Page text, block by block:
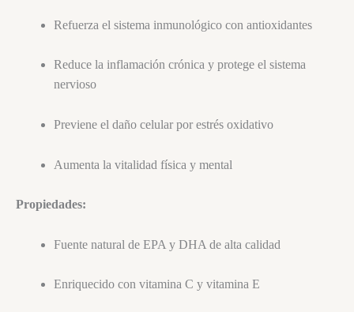
Refuerza el sistema inmunológico con antioxidantes
Reduce la inflamación crónica y protege el sistema
nervioso
Previene el daño celular por estrés oxidativo
Aumenta la vitalidad física y mental
Propiedades:
Fuente natural de EPA y DHA de alta calidad
Enriquecido con vitamina C y vitamina E